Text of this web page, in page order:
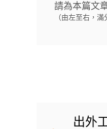
請為本篇文
（由左至右，滿
出外